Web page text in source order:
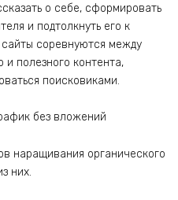
о себе, сформировать
и подтолкнуть его к
соревнуются между
и полезного контента,
поисковиками.
без вложений
наращивания органического
них.